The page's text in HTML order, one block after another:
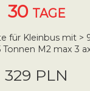
30 TAGE
für Kleinbus mit >
Tonnen M2 max 3
329 PLN